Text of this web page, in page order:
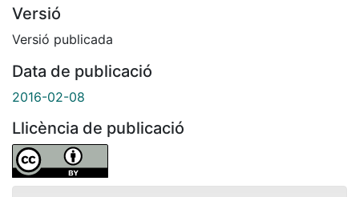
Versió
Versió publicada
Data de publicació
2016-02-08
Llicència de publicació